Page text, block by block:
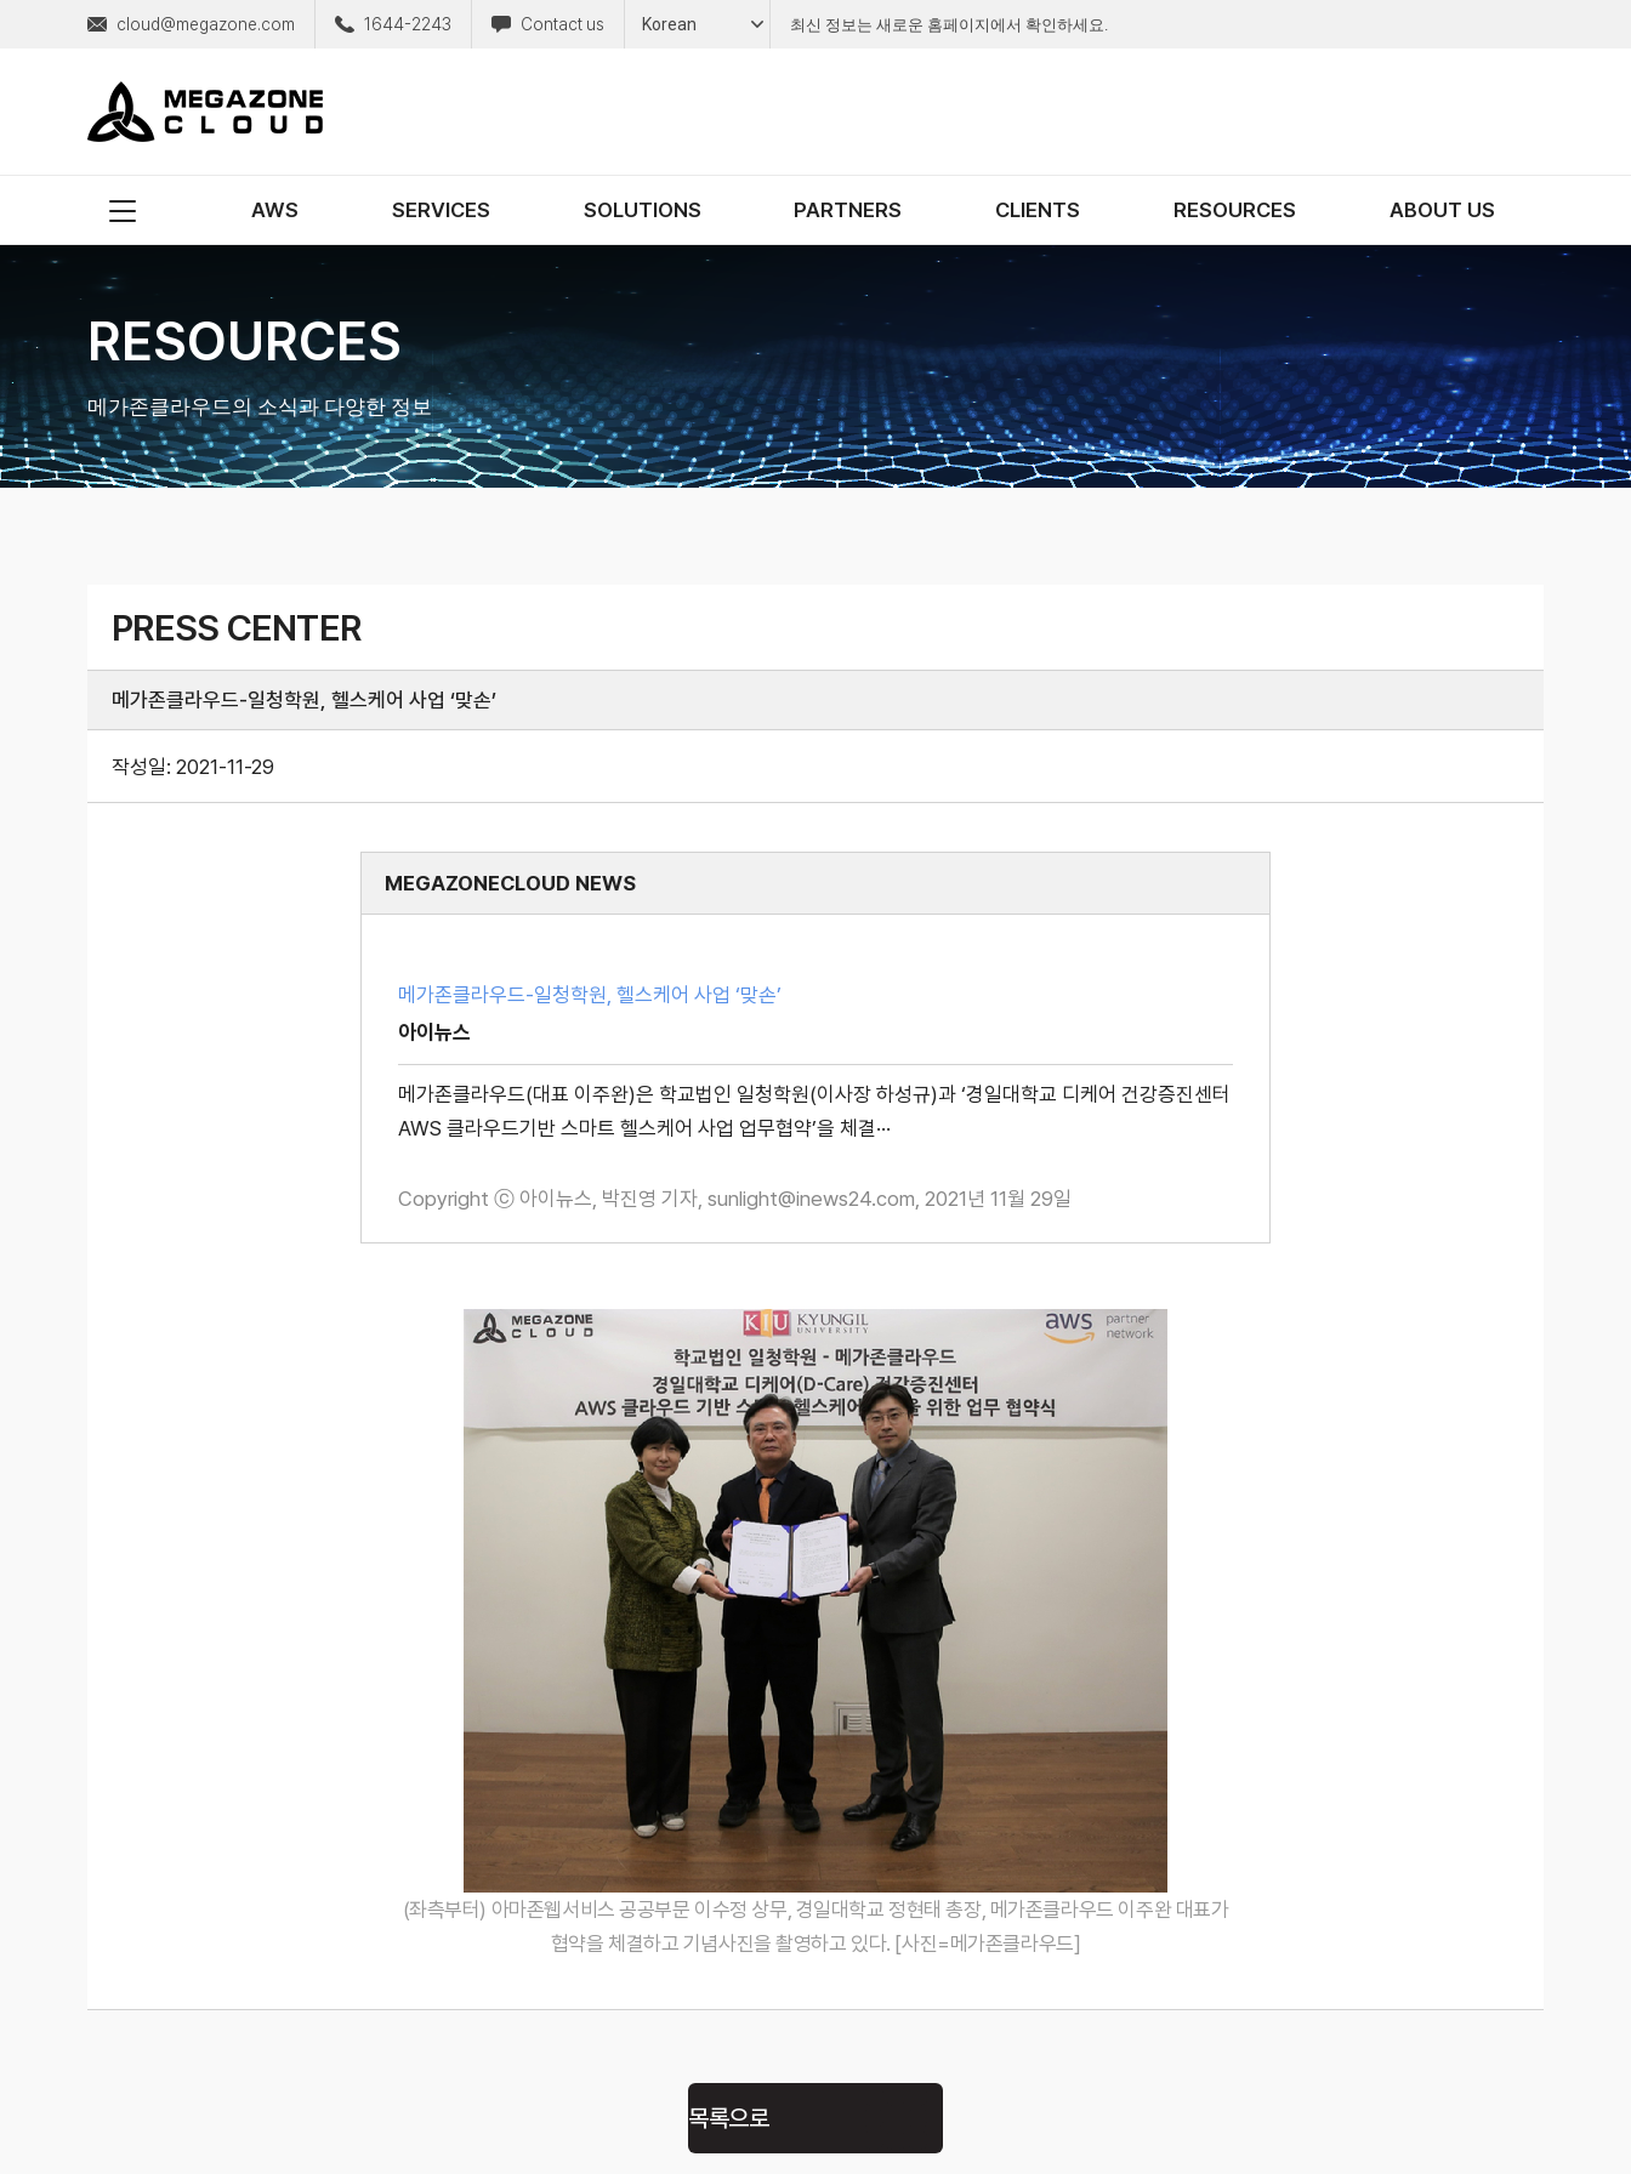
cloud@megazone.com 1644-2243 Contact us Korean 최신 정보는 새로운 홈페이지에서 확인하세요.
MegazoneCloud
디지털 전문 기업, 메가존클라우드
AWS SERVICES SOLUTIONS PARTNERS CLIENTS RESOURCES ABOUT US
RESOURCES
메가존클라우드의 소식과 다양한 정보
PRESS CENTER
메가존클라우드-일청학원, 헬스케어 사업 ‘맞손’
작성일: 2021-11-29
MEGAZONECLOUD NEWS
메가존클라우드-일청학원, 헬스케어 사업 ‘맞손’
아이뉴스
메가존클라우드(대표 이주완)은 학교법인 일청학원(이사장 하성규)과 ‘경일대학교 디케어 건강증진센터
AWS 클라우드기반 스마트 헬스케어 사업 업무협약’을 체결···
Copyright ⓒ 아이뉴스, 박진영 기자, sunlight@inews24.com, 2021년 11월 29일
(좌측부터) 아마존웹서비스 공공부문 이수정 상무, 경일대학교 정현태 총장, 메가존클라우드 이주완 대표가
협약을 체결하고 기념사진을 촬영하고 있다. [사진=메가존클라우드]